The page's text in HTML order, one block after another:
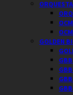
GOLDEN